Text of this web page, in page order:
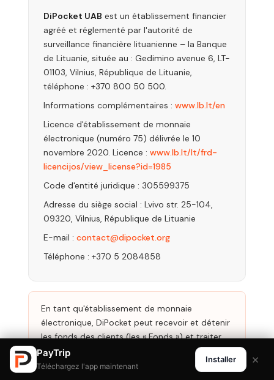
PayTrip
Téléchargez l'app maintenant
Installer ×
DiPocket UAB est un établissement financier
agréé et réglementé par l'autorité de
surveillance financière lituanienne – la Banque
de Lituanie, située au : Gedimino avenue 6, LT-
01103, Vilnius, République de Lituanie,
téléphone : +370 800 50 500.
Informations complémentaires : www.lb.lt/en
Licence d'établissement de monnaie
électronique (numéro 75) délivrée le 10
novembre 2020. Licence : www.lb.lt/lt/frd-
licencijos/view_license?id=1985
Code d'entité juridique : 305599375
Adresse du siège social : Lvivo str. 25-104,
09320, Vilnius, République de Lituanie
E-mail : contact@dipocket.org
Téléphone : +370 5 2084858
En tant qu'établissement de monnaie
électronique, DiPocket peut recevoir et détenir
les fonds des clients (les « Fonds ») et traiter
les paiements sur demande de l'Utilisateur. Les
Fonds sont placés sur des comptes ségrégués